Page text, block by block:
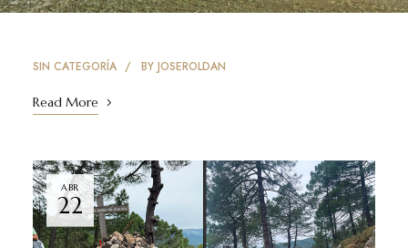
SIN CATEGORÍA BY JOSEROLDAN
Read More
ABR
22